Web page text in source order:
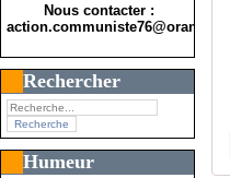
Nous contacter :
action.communiste76@orange.fr>
Rechercher
Humeur